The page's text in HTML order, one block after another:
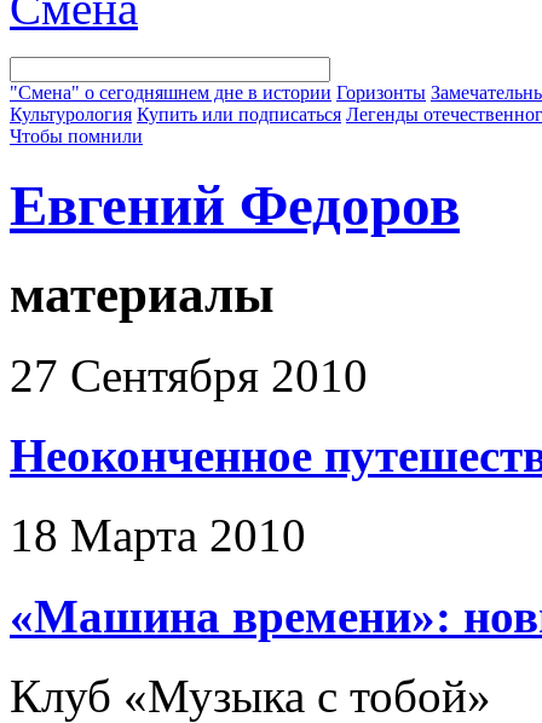
"Смена" о сегодняшнем дне в истории Горизонты
Культурология Купить или подписаться Легенды
Чтобы помнили
Евгений Федоров
материалы
27 Сентября 2010
Неоконченное
18 Марта 2010
«Машина времени»:
Клуб «Музыка с тобой»